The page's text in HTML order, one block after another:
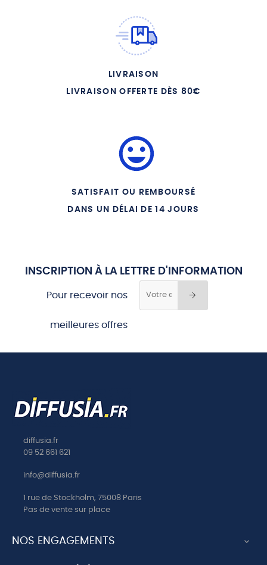
TORQUEMADA
12 - LA LIBERATION DE
GRENADE
13 - JEANNE DE CASTILLE
14 - GRAND MERE DE
LIVRAISON
LIVRAISON OFFERTE DÈS 80€
SATISFAIT OU REMBOURSÉ
DANS UN DÉLAI DE 14 JOURS
INSCRIPTION À LA LETTRE D'INFORMATION
Pour recevoir nos
meilleures offres
diffusia.fr
09 52 661 621
info@diffusia.fr
1 rue de Stockholm, 75008 Paris
Pas de vente sur place
NOS ENGAGEMENTS 